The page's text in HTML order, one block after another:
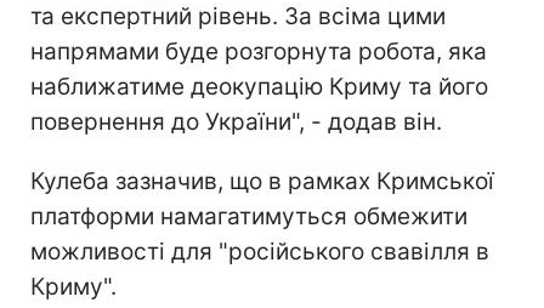
та експертний рівень. За всіма цими
напрямами буде розгорнута робота, яка
наближатиме деокупацію Криму та його
повернення до України", - додав він.
Кулеба зазначив, що в рамках Кримської
платформи намагатимуться обмежити
можливості для "російського свавілля в
Криму".